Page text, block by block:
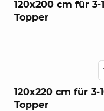
120x200 cm für 3-
Topper
120x220 cm für 3-
Topper